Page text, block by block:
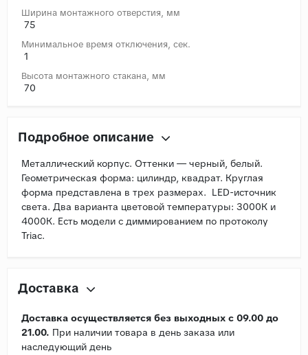
Ширина монтажного отверстия, мм
75
Минимальное время отключения, сек.
1
Высота монтажного стакана, мм
70
Подробное описание
Металлический корпус. Оттенки — черный, белый.
Геометрическая форма: цилиндр, квадрат. Круглая
форма представлена в трех размерах. LED-источник
света. Два варианта цветовой температуры: 3000К и
4000К. Есть модели с диммированием по протоколу
Triac.
Доставка
Доставка осуществляется без выходных с 09.00 до
21.00. При наличии товара в день заказа или
наследующий день